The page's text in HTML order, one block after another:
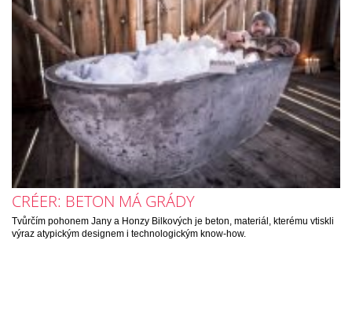
CRÉER: BETON MÁ GRÁDY
Tvůrčím pohonem Jany a Honzy Bilkových je beton, materiál, kterému vtiskli
výraz atypickým designem i technologickým know-how.